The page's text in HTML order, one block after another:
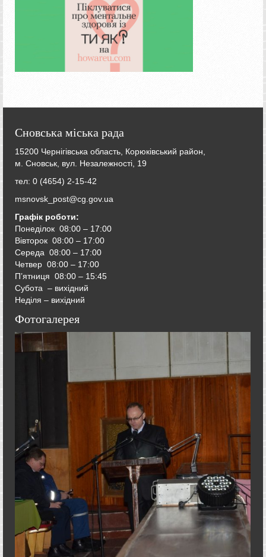
Сновська міська рада
15200 Чернігівська область, Корюківський район,
м. Сновськ, вул. Незалежності, 19
тел: 0 (4654) 2-15-42
msnovsk_post@cg.gov.ua
Графік роботи:
Понеділок 08:00 – 17:00
Вівторок 08:00 – 17:00
Середа 08:00 – 17:00
Четвер 08:00 – 17:00
П’ятниця 08:00 – 15:45
Субота – вихідний
Неділя – вихідний
Фотогалерея